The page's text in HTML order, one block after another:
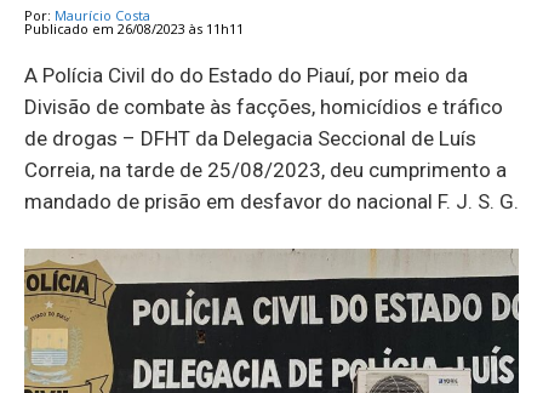
Por: Maurício Costa
Publicado em 26/08/2023 às 11h11
A Polícia Civil do do Estado do Piauí, por meio da
Divisão de combate às facções, homicídios e tráfico
de drogas – DFHT da Delegacia Seccional de Luís
Correia, na tarde de 25/08/2023, deu cumprimento a
mandado de prisão em desfavor do nacional F. J. S. G.